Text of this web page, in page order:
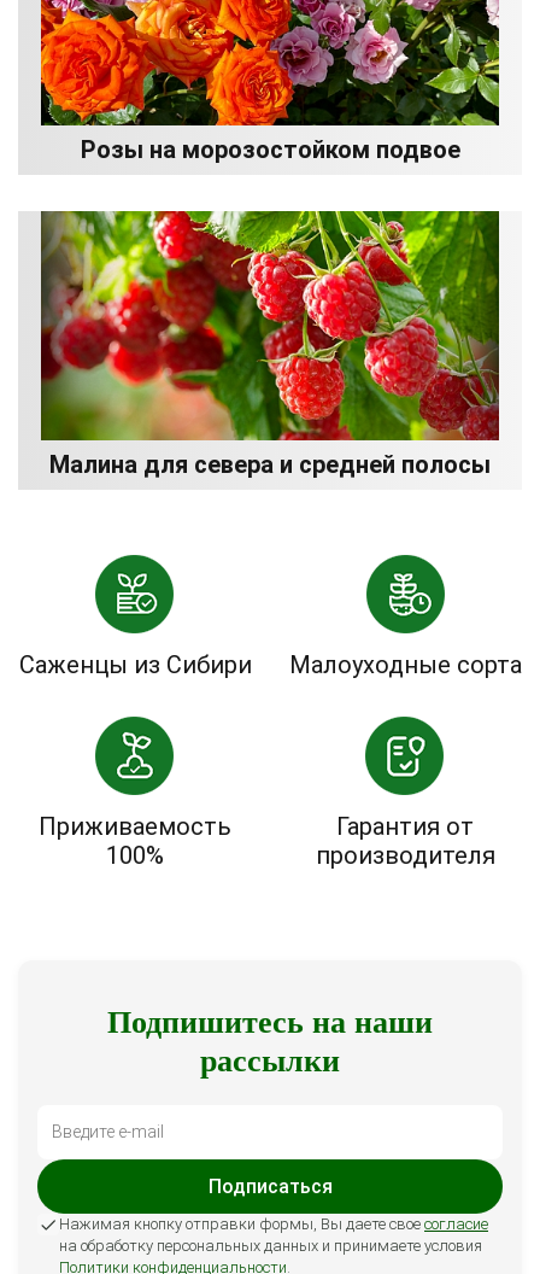
Розы на морозостойком подвое
Малина для севера и средней полосы
Саженцы из Сибири Малоуходные сорта
Приживаемость
100%
Гарантия от
производителя
Подпишитесь на наши
рассылки
Подписаться
Нажимая кнопку отправки формы, Вы даете свое согласие
на обработку персональных данных и принимаете условия
Политики конфиденциальности.